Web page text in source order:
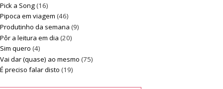
Pick a Song(16)
Pipoca em viagem (46)
Produtinho da semana (9)
Pôr a leitura em dia (20)
Sim quero (4)
Vai dar (quase) ao mesmo (75)
É preciso falar disto (19)